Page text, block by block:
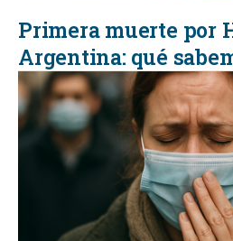
Primera muerte por
Argentina: qué